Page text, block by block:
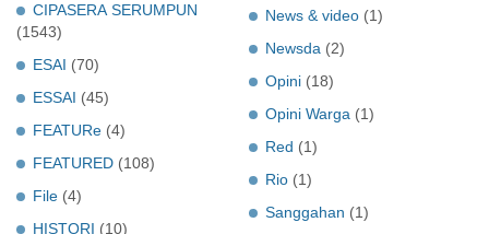
CIPASERA SERUMPUN
(1543)
ESAI (70)
ESSAI (45)
FEATURe (4)
FEATURED (108)
File (4)
HISTORI (10)
News & video (1)
Newsda (2)
Opini (18)
Opini Warga (1)
Red (1)
Rio (1)
Sanggahan (1)